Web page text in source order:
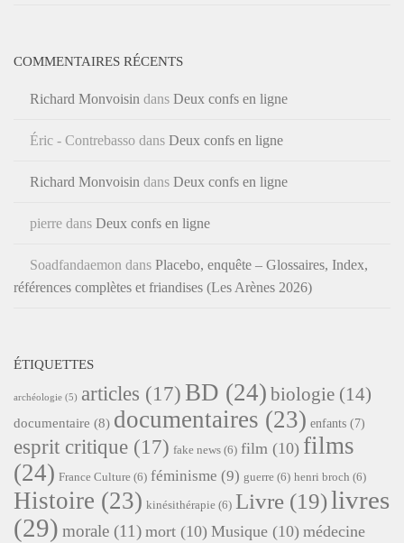
COMMENTAIRES RÉCENTS
Richard Monvoisin dans Deux confs en ligne
Éric - Contrebasso dans Deux confs en ligne
Richard Monvoisin dans Deux confs en ligne
pierre dans Deux confs en ligne
Soadfandaemon dans Placebo, enquête – Glossaires, Index,
références complètes et friandises (Les Arènes 2026)
ÉTIQUETTES
archéologie (5) articles (17) BD (24) biologie (14)
documentaire (8) documentaires (23) enfants (7)
esprit critique (17) fake news (6) film (10) films
(24) France Culture (6) féminisme (9) guerre (6) henri broch (6)
Histoire (23) kinésithérapie (6) Livre (19)livres
(29) morale (11) mort (10) Musique (10) médecine